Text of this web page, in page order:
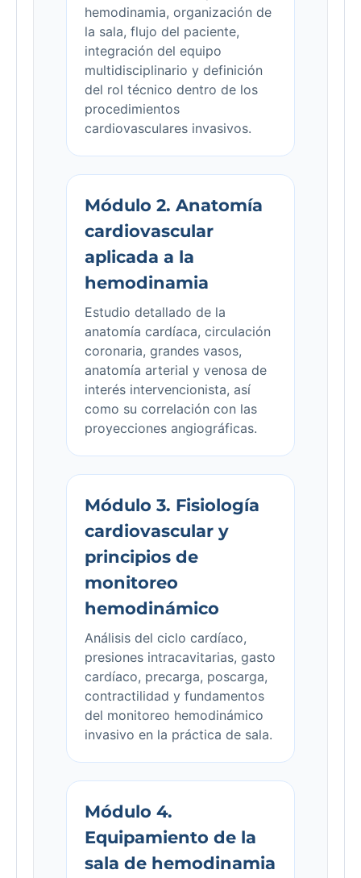
hemodinamia, organización de
la sala, flujo del paciente,
integración del equipo
multidisciplinario y definición
del rol técnico dentro de los
procedimientos
cardiovasculares invasivos.
Módulo 2. Anatomía
cardiovascular
aplicada a la
hemodinamia
Estudio detallado de la
anatomía cardíaca, circulación
coronaria, grandes vasos,
anatomía arterial y venosa de
interés intervencionista, así
como su correlación con las
proyecciones angiográficas.
Módulo 3. Fisiología
cardiovascular y
principios de
monitoreo
hemodinámico
Análisis del ciclo cardíaco,
presiones intracavitarias, gasto
cardíaco, precarga, poscarga,
contractilidad y fundamentos
del monitoreo hemodinámico
invasivo en la práctica de sala.
Módulo 4.
Equipamiento de la
sala de hemodinamia